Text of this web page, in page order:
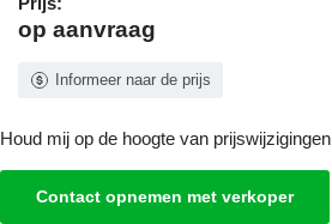
op aanvraag
Informeer naar de prijs
Houd mij op de hoogte van prijswijzigingen
Contact opnemen met verkoper